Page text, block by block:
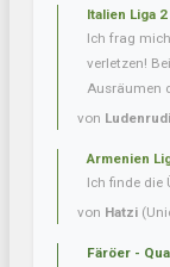
Italien Liga 2
Ich frag
verletzen!
Ausräumen
von Ludenrudi
Armenien
Ich finde die
von Hatzi
Färöer -